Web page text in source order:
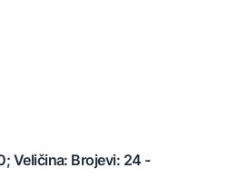
Veličina: Brojevi: 24 -